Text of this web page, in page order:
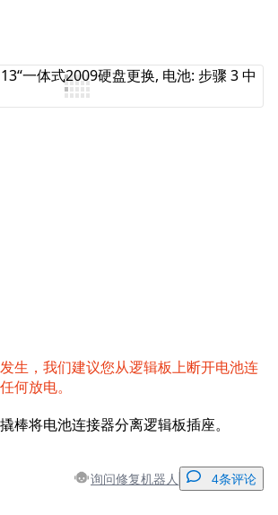
生，我们建议您从逻辑板上断开电池连
何放电。
棒将电池连接器分离逻辑板插座。
询问修复机器人 4条评论